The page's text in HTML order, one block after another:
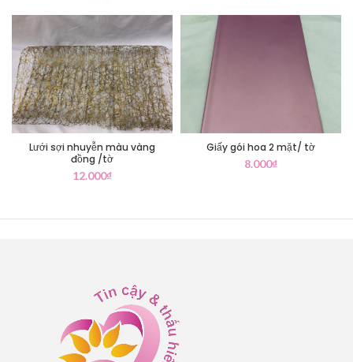
Lưới sợi nhuyễn màu vàng
đồng /tờ
12.000₫
Giấy gói hoa 2 mặt/ tờ
8.000₫